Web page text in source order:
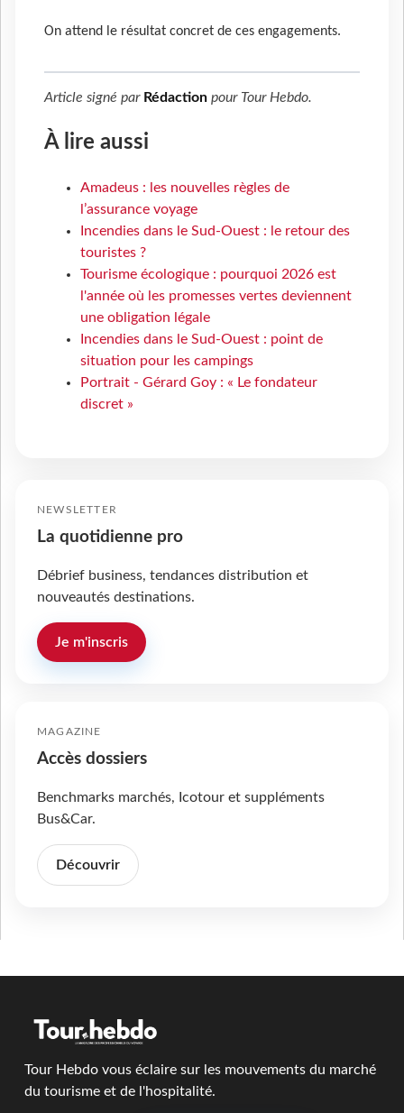
On attend le résultat concret de ces engagements.
Article signé par Rédaction pour Tour Hebdo.
À lire aussi
Amadeus : les nouvelles règles de
l’assurance voyage
Incendies dans le Sud-Ouest : le retour des
touristes ?
Tourisme écologique : pourquoi 2026 est
l'année où les promesses vertes deviennent
une obligation légale
Incendies dans le Sud-Ouest : point de
situation pour les campings
Portrait - Gérard Goy : « Le fondateur
discret »
NEWSLETTER
La quotidienne pro
Débrief business, tendances distribution et
nouveautés destinations.
Je m'inscris
MAGAZINE
Accès dossiers
Benchmarks marchés, Icotour et suppléments
Bus&Car.
Découvrir
Tour Hebdo vous éclaire sur les mouvements du marché
du tourisme et de l'hospitalité.